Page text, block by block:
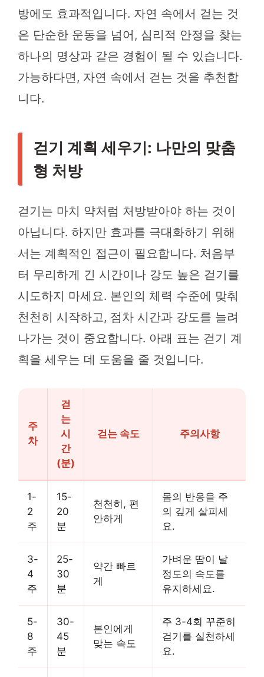
방에도 효과적입니다. 자연 속에서 걷는 것
은 단순한 운동을 넘어, 심리적 안정을 찾는
하나의 명상과 같은 경험이 될 수 있습니다.
가능하다면, 자연 속에서 걷는 것을 추천합
니다.
걷기 계획 세우기: 나만의 맞춤
형 처방
걷기는 마치 약처럼 처방받아야 하는 것이
아닙니다. 하지만 효과를 극대화하기 위해
서는 계획적인 접근이 필요합니다. 처음부
터 무리하게 긴 시간이나 강도 높은 걷기를
시도하지 마세요. 본인의 체력 수준에 맞춰
천천히 시작하고, 점차 시간과 강도를 늘려
나가는 것이 중요합니다. 아래 표는 걷기 계
획을 세우는 데 도움을 줄 것입니다.
주
차
걷
는
시
간
(분)
걷는 속도 주의사항
1-
2
주
15-
20
분
천천히, 편
안하게
몸의 반응을 주
의 깊게 살피세
요.
3-
4
주
25-
30
분
약간 빠르
게
가벼운 땀이 날
정도의 속도를
유지하세요.
5-
8
주
30-
45
분
본인에게
맞는 속도
주 3-4회 꾸준히
걷기를 실천하세
요.